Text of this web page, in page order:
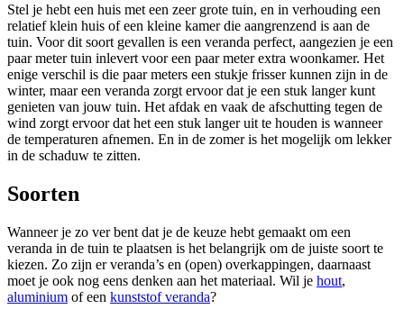
Stel je hebt een huis met een zeer grote tuin, en in verhouding een
relatief klein huis of een kleine kamer die aangrenzend is aan de
tuin. Voor dit soort gevallen is een veranda perfect, aangezien je een
paar meter tuin inlevert voor een paar meter extra woonkamer. Het
enige verschil is die paar meters een stukje frisser kunnen zijn in de
winter, maar een veranda zorgt ervoor dat je een stuk langer kunt
genieten van jouw tuin. Het afdak en vaak de afschutting tegen de
wind zorgt ervoor dat het een stuk langer uit te houden is wanneer
de temperaturen afnemen. En in de zomer is het mogelijk om lekker
in de schaduw te zitten.
Soorten
Wanneer je zo ver bent dat je de keuze hebt gemaakt om een
veranda in de tuin te plaatsen is het belangrijk om de juiste soort te
kiezen. Zo zijn er veranda’s en (open) overkappingen, daarnaast
moet je ook nog eens denken aan het materiaal. Wil je hout,
aluminium of een kunststof veranda?